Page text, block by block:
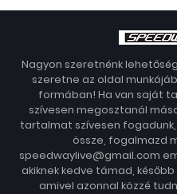
Nagyon szeretnénk
szeretne az oldal
formában! Ha van saját
szívesen megosztanál
tartalmat szívesen
össze, fogalmazd
speedwaylive@gmail.com
akiknek kedve támad,
amivel azonnal közzé